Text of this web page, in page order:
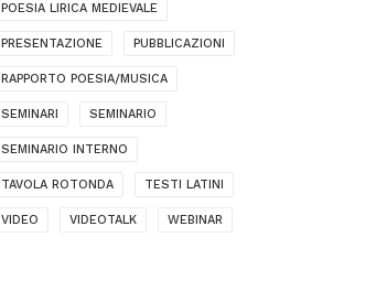
POESIA LIRICA MEDIEVALE
PRESENTAZIONE PUBBLICAZIONI
RAPPORTO POESIA/MUSICA
SEMINARI SEMINARIO
SEMINARIO INTERNO
TAVOLA ROTONDA TESTI LATINI
VIDEO VIDEOTALK WEBINAR